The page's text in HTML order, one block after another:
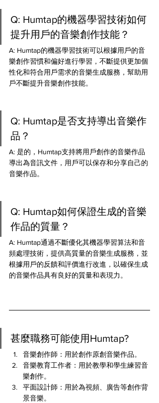
Q: Humtap的機器學習技術如何
提升用戶的音樂創作技能？
A: Humtap的機器學習技術可以根據用戶的音
樂創作習慣和偏好進行學習，不斷提供更加個
性化和符合用戶需求的音樂生成服務，幫助用
戶不斷提升音樂創作技能。
Q: Humtap是否支持導出音樂作
品？
A: 是的，Humtap支持將用戶創作的音樂作品
導出為音訊文件，用戶可以保存和分享自己的
音樂作品。
Q: Humtap如何保證生成的音樂
作品的質量？
A: Humtap通過不斷優化其機器學習算法和音
頻處理技術，提供高質量的音樂生成服務，並
根據用戶的反饋和評價進行改進，以確保生成
的音樂作品具有良好的質量和表現力。
甚麼職務可能使用Humtap?
音樂創作師：用於創作原創音樂作品。
音樂教育工作者：用於教學和學生練習音
樂創作。
平面設計師：用於為視頻、廣告等創作背
景音樂。